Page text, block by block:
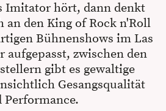
Imitator hört, dann denkt
an den King of Rock n'Roll
Bühnenshows im Las
aufgepasst, zwischen den
gibt es gewaltige
Gesangsqualität
Performance.